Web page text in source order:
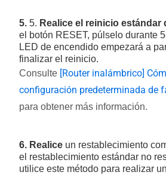
5. 5. Realice el reinicio estándar
el botón RESET, púlselo durante
LED de encendido empezará a
finalizar el reinicio.
Consulte [Router inalámbrico]
configuración predeterminada de
para obtener más información.
6. Realice un restablecimiento
el restablecimiento estándar no
utilice este método para realizar